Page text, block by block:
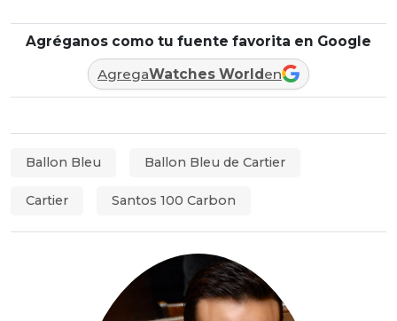
Agréganos como tu fuente favorita en Google
AgregaWatches Worlden
Ballon Bleu Ballon Bleu de Cartier
Cartier Santos 100 Carbon